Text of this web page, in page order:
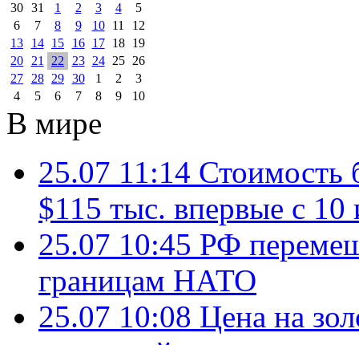
30 31 1 2 3 4
5
6
7 8 9 10 11
12
13
14 15 16 17 18
19
20
21 22 23 24 25
26
27
28 29 30 1 2
3
4
5 6 7 8 9 10
В мире
25.07 11:14 Стоимость
$115 тыс. впервые с 10
25.07 10:45 РФ
границам НАТО
25.07 10:08 Цена на